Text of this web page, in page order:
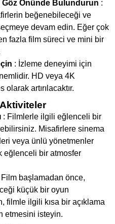
Önünde Bulundurun :
beğenebileceği ve
devam edin. Eğer çok
fazla film süreci ve mini bir
: İzleme deneyimi için
HD veya 4K
artırılacaktır.
: Filmlerle ilgili eğlenceli bir
Misafirlere sinema
veya ünlü yönetmenler
eğlenceli bir atmosfer
Film başlamadan önce,
küçük bir oyun
filmle ilgili kısa bir açıklama
etmesini isteyin.